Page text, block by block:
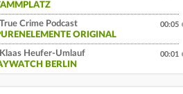
Crime Podcast
ORIGINAL
00:05
Heufer-Umlauf
BERLIN
00:01